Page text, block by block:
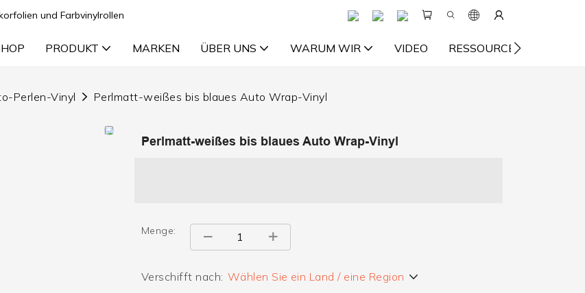
und Farbvinylrollen
PRODUKT MARKEN ÜBER UNS WARUM WIR VIDEO RESSOURCE
Perlen-Vinyl Perlmatt-weißes bis blaues Auto Wrap-Vinyl
Perlmatt-weißes bis blaues Auto Wrap-Vinyl
Menge:
Verschifft nach: Wählen Sie ein Land / eine Region